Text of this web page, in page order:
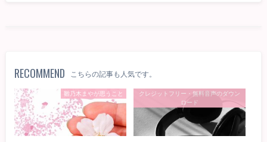
RECOMMEND こちらの記事も人気です。
雛乃木まやが思うこと
クレジットフリー・無料音声のダウン
ロード